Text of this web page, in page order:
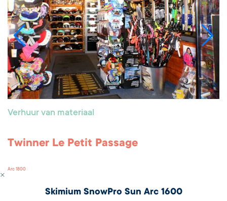
Verhuur van materiaal
Twinner Le Petit Passage
Arc 1800
Skimium SnowPro Sun Arc 1600